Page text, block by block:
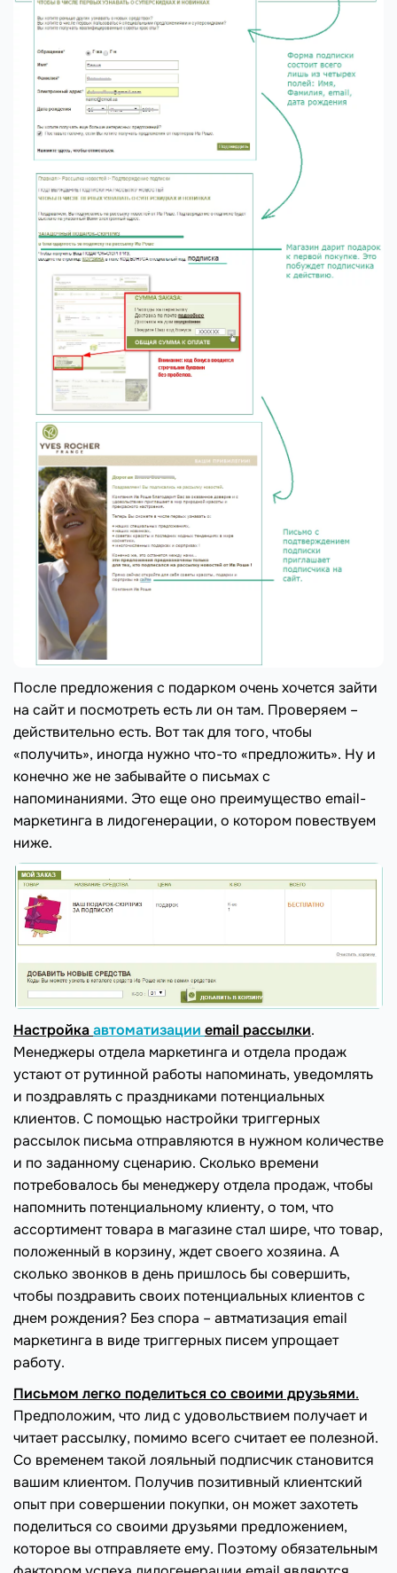
После предложения с подарком очень хочется зайти
на сайт и посмотреть есть ли он там. Проверяем –
действительно есть. Вот так для того, чтобы
«получить», иногда нужно что-то «предложить». Ну и
конечно же не забывайте о письмах с
напоминаниями. Это еще оно преимущество email-
маркетинга в лидогенерации, о котором повествуем
ниже.
Настройкаавтоматизации email рассылки.
Менеджеры отдела маркетинга и отдела продаж
устают от рутинной работы напоминать, уведомлять
и поздравлять с праздниками потенциальных
клиентов. С помощью настройки триггерных
рассылок письма отправляются в нужном количестве
и по заданному сценарию. Сколько времени
потребовалось бы менеджеру отдела продаж, чтобы
напомнить потенциальному клиенту, о том, что
ассортимент товара в магазине стал шире, что товар,
положенный в корзину, ждет своего хозяина. А
сколько звонков в день пришлось бы совершить,
чтобы поздравить своих потенциальных клиентов с
днем рождения? Без спора – автматизация email
маркетинга в виде триггерных писем упрощает
работу.
Письмом легко поделиться со своими друзьями.
Предположим, что лид с удовольствием получает и
читает рассылку, помимо всего считает ее полезной.
Со временем такой лояльный подписчик становится
вашим клиентом. Получив позитивный клиентский
опыт при совершении покупки, он может захотеть
поделиться со своими друзьями предложением,
которое вы отправляете ему. Поэтому обязательным